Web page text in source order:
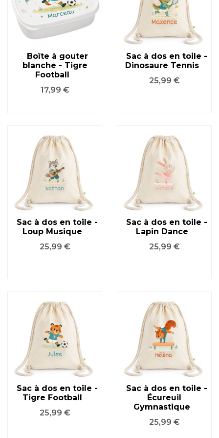
Boîte à gouter
blanche - Tigre
Football
Prix
17,99 €
Sac à dos en toile -
Dinosaure Tennis
Prix
25,99 €
Sac à dos en toile -
Loup Musique
Prix
25,99 €
Sac à dos en toile -
Lapin Dance
Prix
25,99 €
Sac à dos en toile -
Tigre Football
Prix
25,99 €
Sac à dos en toile -
Écureuil
Gymnastique
Prix
25,99 €